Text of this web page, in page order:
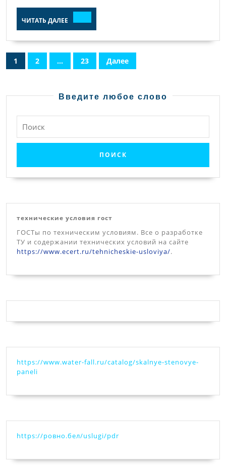
ЧИТАТЬ ДАЛЕЕ ДАЛЕЕ
Пагинация
записей
1 2 … 23 Далее
Введите любое слово
технические условия гост
ГОСТы по техническим условиям. Все о разработке
ТУ и содержании технических условий на сайте
https://www.ecert.ru/tehnicheskie-usloviya/.
https://www.water-fall.ru/catalog/skalnye-stenovye-
paneli
https://ровно.бел/uslugi/pdr